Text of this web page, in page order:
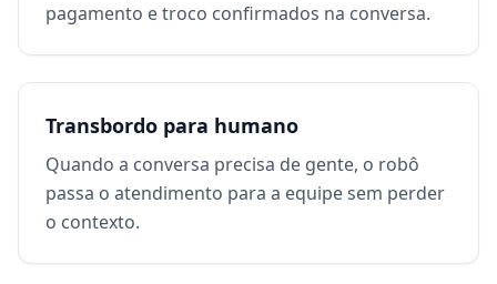
pagamento e troco confirmados na conversa.
Transbordo para humano
Quando a conversa precisa de gente, o robô
passa o atendimento para a equipe sem perder
o contexto.